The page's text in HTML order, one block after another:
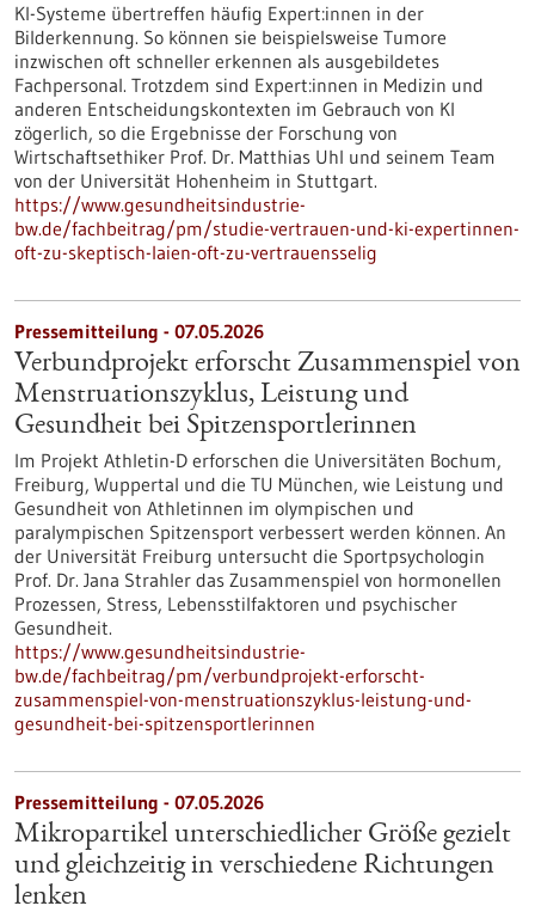
KI-Systeme übertreffen häufig Expert:innen in der
Bilderkennung. So können sie beispielsweise Tumore
inzwischen oft schneller erkennen als ausgebildetes
Fachpersonal. Trotzdem sind Expert:innen in Medizin und
anderen Entscheidungskontexten im Gebrauch von KI
zögerlich, so die Ergebnisse der Forschung von
Wirtschaftsethiker Prof. Dr. Matthias Uhl und seinem Team
von der Universität Hohenheim in Stuttgart.
https://www.gesundheitsindustrie-
bw.de/fachbeitrag/pm/studie-vertrauen-und-ki-expertinnen-
oft-zu-skeptisch-laien-oft-zu-vertrauensselig
Pressemitteilung - 07.05.2026
Verbundprojekt erforscht Zusammenspiel von
Menstruationszyklus, Leistung und
Gesundheit bei Spitzensportlerinnen
Im Projekt Athletin-D erforschen die Universitäten Bochum,
Freiburg, Wuppertal und die TU München, wie Leistung und
Gesundheit von Athletinnen im olympischen und
paralympischen Spitzensport verbessert werden können. An
der Universität Freiburg untersucht die Sportpsychologin
Prof. Dr. Jana Strahler das Zusammenspiel von hormonellen
Prozessen, Stress, Lebensstilfaktoren und psychischer
Gesundheit.
https://www.gesundheitsindustrie-
bw.de/fachbeitrag/pm/verbundprojekt-erforscht-
zusammenspiel-von-menstruationszyklus-leistung-und-
gesundheit-bei-spitzensportlerinnen
Pressemitteilung - 07.05.2026
Mikropartikel unterschiedlicher Größe gezielt
und gleichzeitig in verschiedene Richtungen
lenken